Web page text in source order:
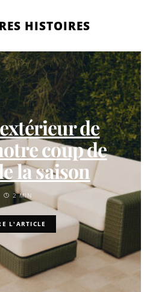
HISTOIRES
de
coup de
la saison
2 MIN
L'ARTICLE